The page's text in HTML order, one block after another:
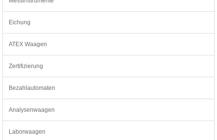
Eichung
ATEX Waagen
Zertifizierung
Bezahlautomaten
Analysenwaagen
Laborwaagen